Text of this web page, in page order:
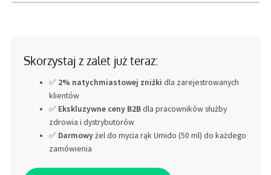
Skorzystaj z zalet już teraz:
✅ 2% natychmiastowej zniżki dla zarejestrowanych
klientów
✅ Ekskluzywne ceny B2Bdla pracowników służby
zdrowia i dystrybutorów
✅ Darmowyżel do mycia rąk Umido (50 ml) do każdego
zamówienia